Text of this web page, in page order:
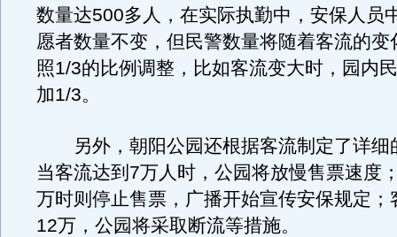
数量达500多人，在实际执勤中，安保人员
愿者数量不变，但民警数量将随着客流的变
照1/3的比例调整，比如客流变大时，园内
加1/3。
另外，朝阳公园还根据客流制定了详细
当客流达到7万人时，公园将放慢售票速度
万时则停止售票，广播开始宣传安保规定；
12万，公园将采取断流等措施。